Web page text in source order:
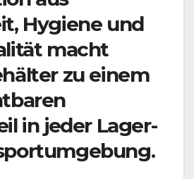
Hygiene und
macht
zu einem
in jeder Lager-